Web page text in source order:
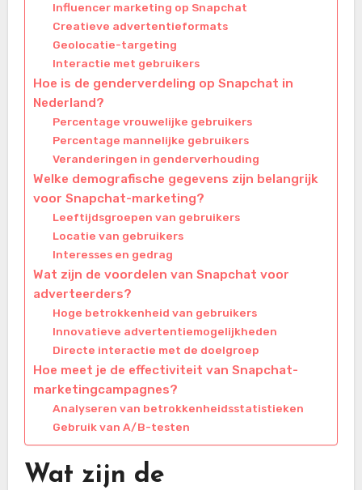
Influencer marketing op Snapchat
Creatieve advertentieformats
Geolocatie-targeting
Interactie met gebruikers
Hoe is de genderverdeling op Snapchat in
Nederland?
Percentage vrouwelijke gebruikers
Percentage mannelijke gebruikers
Veranderingen in genderverhouding
Welke demografische gegevens zijn belangrijk
voor Snapchat-marketing?
Leeftijdsgroepen van gebruikers
Locatie van gebruikers
Interesses en gedrag
Wat zijn de voordelen van Snapchat voor
adverteerders?
Hoge betrokkenheid van gebruikers
Innovatieve advertentiemogelijkheden
Directe interactie met de doelgroep
Hoe meet je de effectiviteit van Snapchat-
marketingcampagnes?
Analyseren van betrokkenheidsstatistieken
Gebruik van A/B-testen
Wat zijn de